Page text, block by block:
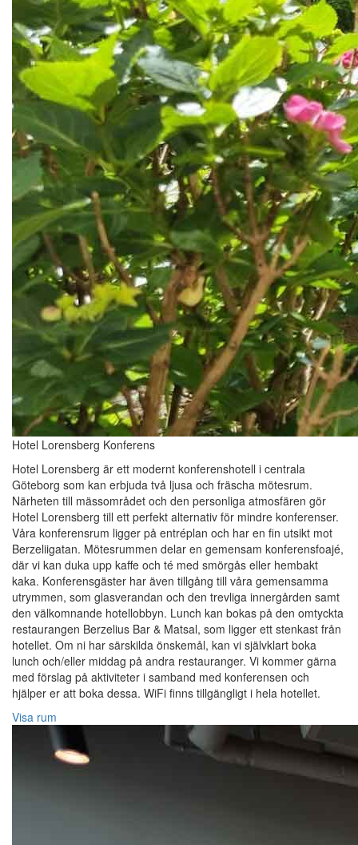
Hotel Lorensberg Konferens
Hotel Lorensberg är ett modernt konferenshotell i centrala
Göteborg som kan erbjuda två ljusa och fräscha mötesrum.
Närheten till mässområdet och den personliga atmosfären gör
Hotel Lorensberg till ett perfekt alternativ för mindre konferenser.
Våra konferensrum ligger på entréplan och har en fin utsikt mot
Berzeliigatan. Mötesrummen delar en gemensam konferensfoajé,
där vi kan duka upp kaffe och té med smörgås eller hembakt
kaka. Konferensgäster har även tillgång till våra gemensamma
utrymmen, som glasverandan och den trevliga innergården samt
den välkomnande hotellobbyn. Lunch kan bokas på den omtyckta
restaurangen Berzelius Bar & Matsal, som ligger ett stenkast från
hotellet. Om ni har särskilda önskemål, kan vi självklart boka
lunch och/eller middag på andra restauranger. Vi kommer gärna
med förslag på aktiviteter i samband med konferensen och
hjälper er att boka dessa. WiFi finns tillgängligt i hela hotellet.
Visa rum